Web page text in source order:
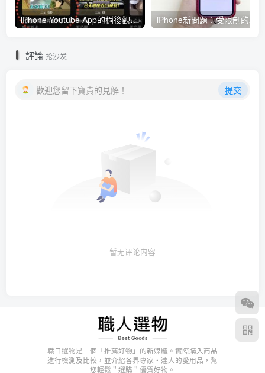
iPhone Youtube App的稍後觀看清單不見了！用專屬連結開啟解決
評論 抢沙发
歡迎您留下寶貴的見解！ 提交
暂无评论内容
職日選物是一個「推薦好物」的新媒體。實際購入商品
進行檢測及比較，並介紹各界專家・達人的愛用品，幫
您輕鬆＂選購＂優質好物。